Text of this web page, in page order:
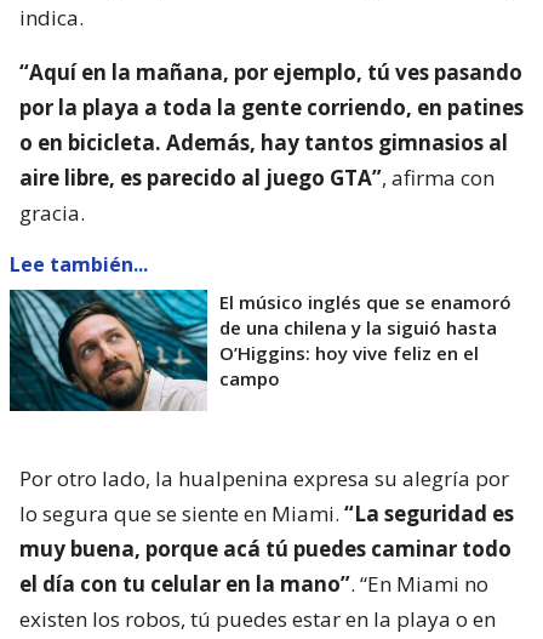
indica.
“Aquí en la mañana, por ejemplo, tú ves pasando
por la playa a toda la gente corriendo, en patines
o en bicicleta. Además, hay tantos gimnasios al
aire libre, es parecido al juego GTA”, afirma con
gracia.
Lee también...
El músico inglés que se enamoró
de una chilena y la siguió hasta
O’Higgins: hoy vive feliz en el
campo
Por otro lado, la hualpenina expresa su alegría por
lo segura que se siente en Miami. “La seguridad es
muy buena, porque acá tú puedes caminar todo
el día con tu celular en la mano”. “En Miami no
existen los robos, tú puedes estar en la playa o en